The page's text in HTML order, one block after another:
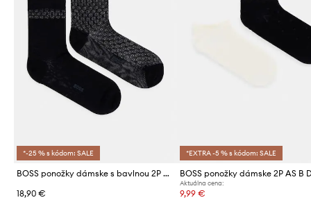
*-25 % s kódom: SALE
BOSS ponožky dámske s bavlnou 2P QS DropFleur MC W 2-pak
18,90 €
*EXTRA -5 % s kódom: SALE
Aktuálna cena:
9,99 €